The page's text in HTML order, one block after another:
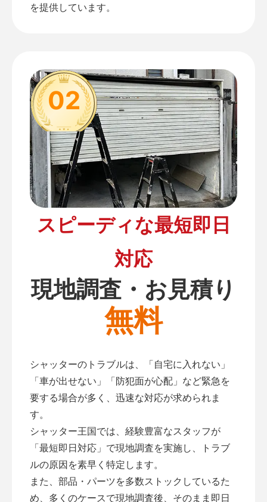
を提供しています。
02
スピーディな最短即日
対応
現地調査・お見積り
無料
シャッターのトラブルは、「自宅に入れない」
「車が出せない」「防犯面が心配」など緊急を
要する場合が多く、迅速な対応が求められま
す。
シャッター王国では、経験豊富なスタッフが
「最短即日対応」で現地調査を実施し、トラブ
ルの原因を素早く特定します。
また、部品・パーツを多数ストックしているた
め、多くのケースで現地調査後、そのまま即日